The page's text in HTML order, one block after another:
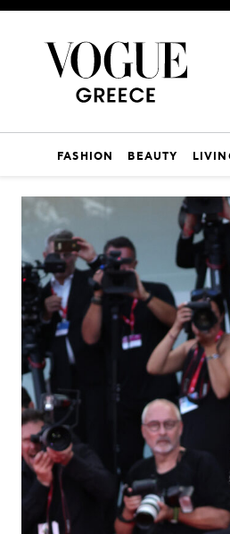
FASHION BEAUTY